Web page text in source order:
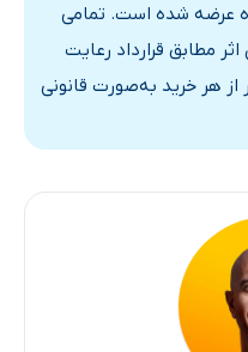
عرضه شده است. تمامی
مطابق قرارداد رعایت
هر خرید به‌صورت قانونی